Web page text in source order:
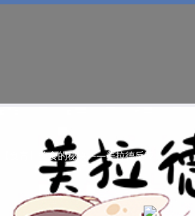
【食育】美食的秘诀——美拉德反应